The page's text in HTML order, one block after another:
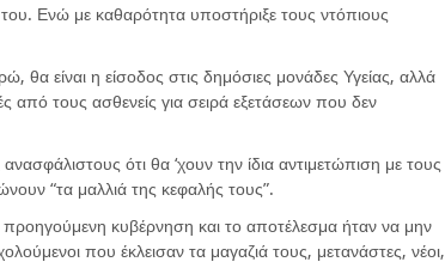
του. Ενώ με καθαρότητα υποστήριξε τους ντόπιους
θα είναι η είσοδος στις δημόσιες μονάδες Υγείας, αλλά
από τους ασθενείς για σειρά εξετάσεων που δεν
ότι θα ‘χουν την ίδια αντιμετώπιση με τους
“τα μαλλιά της κεφαλής τους”.
κυβέρνηση και το αποτέλεσμα ήταν να μην
που έκλεισαν τα μαγαζιά τους, μετανάστες, νέοι,